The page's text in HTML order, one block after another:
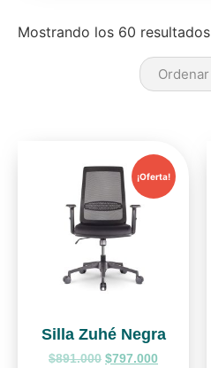
Mostrando los 60 resultados
¡Oferta!
Silla Zuhé Negra
$891.000 $797.000